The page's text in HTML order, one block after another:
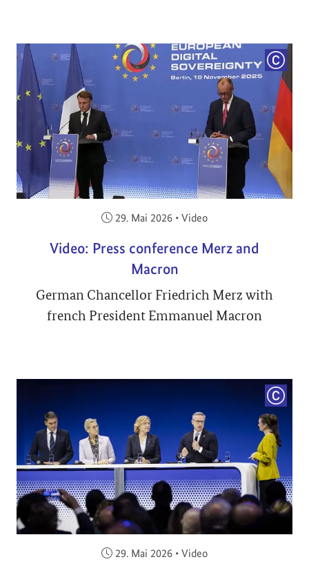
Veröffentlicht am:
29. Mai 2026 • Video
Video: Press conference Merz and
Macron
German Chancellor Friedrich Merz with
french President Emmanuel Macron
Veröffentlicht am:
29. Mai 2026 • Video